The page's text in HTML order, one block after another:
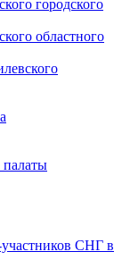
городского
областного
палаты
участников СНГ в